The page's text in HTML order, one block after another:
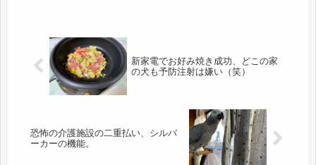
新家電でお好み焼き成功、どこの家
の犬も予防注射は嫌い（笑）
恐怖の介護施設の二重払い、シルバ
ーカーの機能。